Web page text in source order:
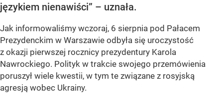
językiem nienawiści” – uznała.
Jak informowaliśmy wczoraj, 6 sierpnia pod Pałacem
Prezydenckim w Warszawie odbyła się uroczystość
z okazji pierwszej rocznicy prezydentury Karola
Nawrockiego. Polityk w trakcie swojego przemówienia
poruszył wiele kwestii, w tym te związane z rosyjską
agresją wobec Ukrainy.